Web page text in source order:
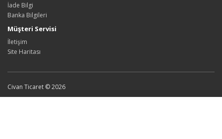
İade Bilgi
Banka Bilgileri
Müşteri Servisi
İletişim
Site Haritası
Civan Ticaret © 2026